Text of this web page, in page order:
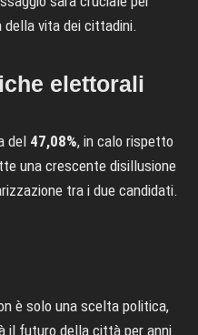
della vita dei cittadini.
elettorali
del 47,08%, in calo rispetto
una crescente disillusione
tra i due candidati.
è solo una scelta politica,
il futuro della città per anni.